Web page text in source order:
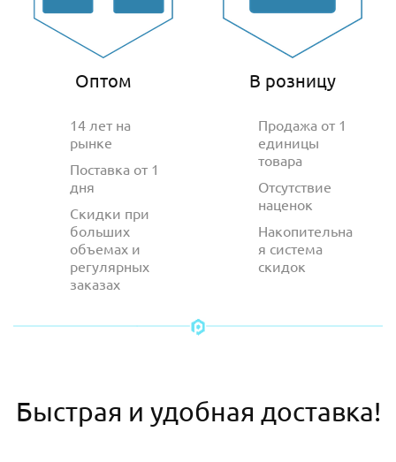
Оптом
14 лет на
рынке
Поставка от 1
дня
Скидки при
больших
объемах и
регулярных
заказах
В розницу
Продажа от 1
единицы
товара
Отсутствие
наценок
Накопительна
я система
скидок
Быстрая и удобная доставка!